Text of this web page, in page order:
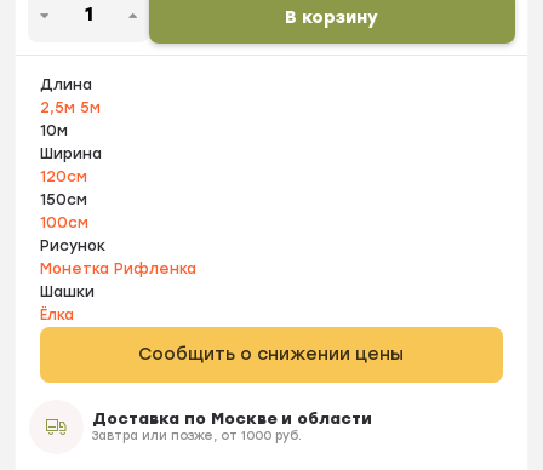
В корзину
Длина
2,5м5м
10м
Ширина
120см
150см
100см
Рисунок
Монетка Рифленка
Шашки
Ёлка
Сообщить о снижении цены
Доставка по Москве и области
Завтра или позже, от 1000 руб.